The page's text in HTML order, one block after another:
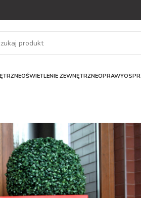
OŚWIETLENIE ZEWNĘTRZNEOPRAWY